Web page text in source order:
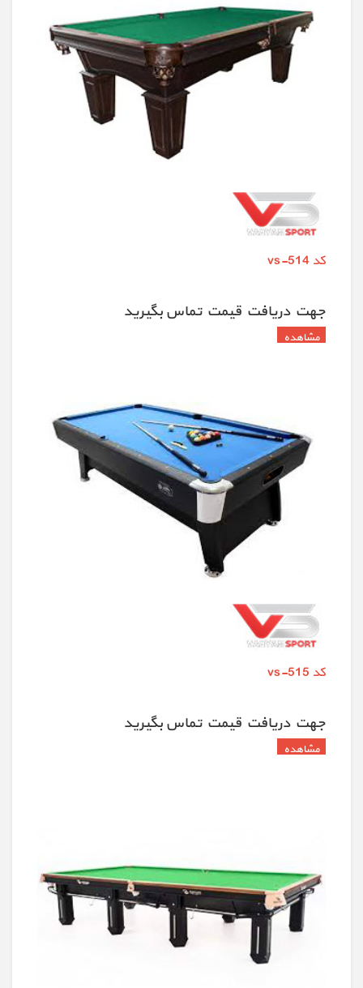
کد vs-514
جهت دريافت قيمت تماس بگيريد
کد vs-515
جهت دريافت قيمت تماس بگيريد